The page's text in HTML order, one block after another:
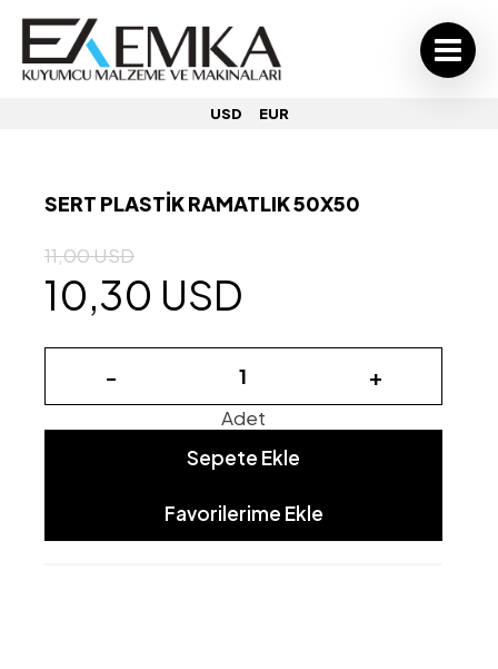
USD EUR
SERT PLASTİK RAMATLIK 50X50
11,00 USD
10,30 USD
- +
Adet
Sepete Ekle
Favorilerime Ekle